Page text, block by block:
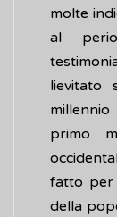
molte
al
lievitato
primo
fatto per
della